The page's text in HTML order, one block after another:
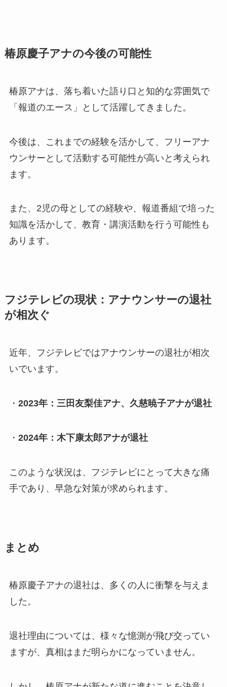
椿原慶子アナの今後の可能性
椿原アナは、落ち着いた語り口と知的な雰囲気で
「報道のエース」として活躍してきました。
今後は、これまでの経験を活かして、フリーアナ
ウンサーとして活動する可能性が高いと考えられ
ます。
また、2児の母としての経験や、報道番組で培った
知識を活かして、教育・講演活動を行う可能性も
あります。
フジテレビの現状：アナウンサーの退社
が相次ぐ
近年、フジテレビではアナウンサーの退社が相次
いでいます。
・ 2023年：三田友梨佳アナ、久慈暁子アナが退社
・ 2024年：木下康太郎アナが退社
このような状況は、フジテレビにとって大きな痛
手であり、早急な対策が求められます。
まとめ
椿原慶子アナの退社は、多くの人に衝撃を与えま
した。
退社理由については、様々な憶測が飛び交ってい
ますが、真相はまだ明らかになっていません。